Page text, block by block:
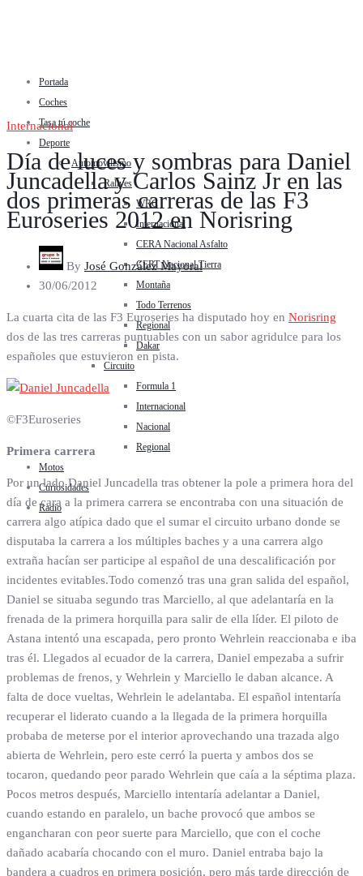
Portada
Coches
Tasa tú coche
Deporte
Automovilismo
Rallyes
WRC
Internacional
CERA Nacional Asfalto
CERT Nacional Tierra
Montaña
Todo Terrenos
Regional
Dakar
Circuito
Formula 1
Internacional
Nacional
Regional
Motos
Curiosidades
Radio
Internacional
Día de luces y sombras para Daniel
Juncadella y Carlos Sainz Jr en las
dos primeras carreras de las F3
Euroseries 2012 en Norisring
By José González Mayoral
30/06/2012
La cuarta cita de las F3 Euroseries ha disputado hoy en Norisring
dos de las tres carreras puntuables con un sabor agridulce para los
españoles que estuvieron en pista.
©F3Euroseries
Primera carrera
Por un lado Daniel Juncadella tras obtener la pole a primera hora del
día de cara a la primera carrera se encontraba con una situación de
carrera algo atípica dado que el sumar el circuito urbano donde se
disputaba la carrera a los múltiples baches y a una carrera algo
extraña hacían ser participe al español de una descalificación por
incidentes evitables.Todo comenzó tras una gran salida del español,
Daniel se situaba segundo tras Marciello, al que adelantaría en la
frenada de la primera horquilla para salir de ella líder. El piloto de
Astana intentó una escapada, pero pronto Wehrlein reaccionaba e iba
tras él. Llegados al ecuador de la carrera, Daniel empezaba a sufrir
problemas de frenos, y Wehrlein y Marciello le daban alcance. A
falta de doce vueltas, Wehrlein le adelantaba. El español intentaría
recuperar el liderato cuando a la llegada de la primera horquilla
probaba de meterse por el interior aprovechando una trazada algo
abierta de Wehrlein, pero este cerró la puerta y ambos dos se
tocaron, quedando peor parado Wehrlein que caía a la séptima plaza.
Pocos metros después, Marciello intentaría adelantar a Daniel,
cuando estando en paralelo, un bache provocó que ambos se
engancharan con peor suerte para Marciello, que con el coche
dañado acabaría chocando con el muro. Daniel entraba bajo la
bandera a cuadros en primera posición, pero más tarde dirección de